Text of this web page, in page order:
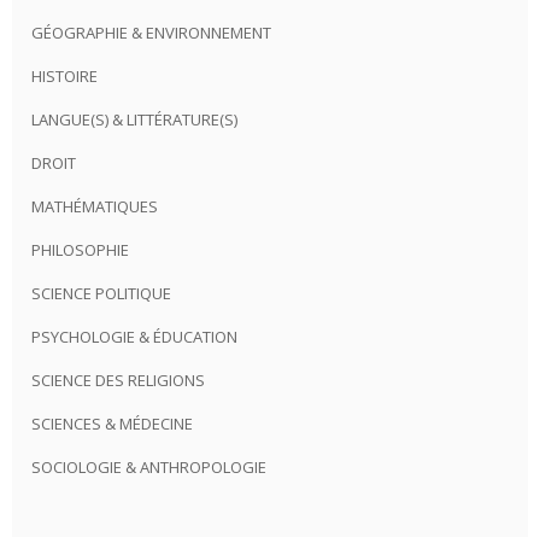
GÉOGRAPHIE & ENVIRONNEMENT
HISTOIRE
LANGUE(S) & LITTÉRATURE(S)
DROIT
MATHÉMATIQUES
PHILOSOPHIE
SCIENCE POLITIQUE
PSYCHOLOGIE & ÉDUCATION
SCIENCE DES RELIGIONS
SCIENCES & MÉDECINE
SOCIOLOGIE & ANTHROPOLOGIE